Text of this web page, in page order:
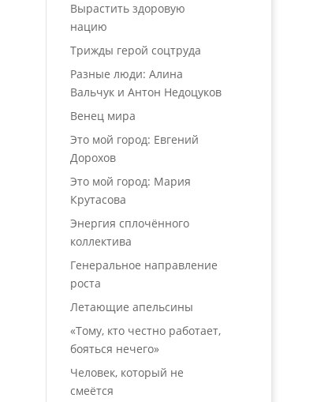
Вырастить здоровую
нацию
Трижды герой соцтруда
Разные люди: Алина
Вальчук и Антон Недоцуков
Венец мира
Это мой город: Евгений
Дорохов
Это мой город: Мария
Крутасова
Энергия сплочённого
коллектива
Генеральное направление
роста
Летающие апельсины
«Тому, кто честно работает,
бояться нечего»
Человек, который не
смеётся